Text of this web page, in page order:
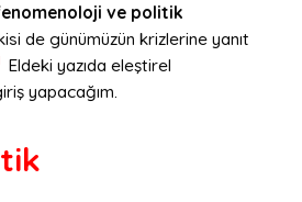
ve politik
de günümüzün krizlerine yanıt
Eldeki yazıda eleştirel
yapacağım.